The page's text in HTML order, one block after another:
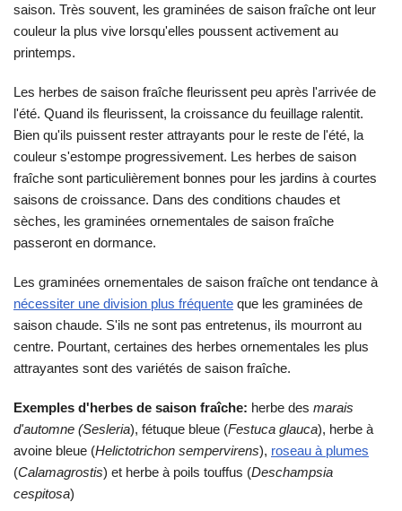
saison. Très souvent, les graminées de saison fraîche ont leur
couleur la plus vive lorsqu'elles poussent activement au
printemps.
Les herbes de saison fraîche fleurissent peu après l'arrivée de
l'été. Quand ils fleurissent, la croissance du feuillage ralentit.
Bien qu'ils puissent rester attrayants pour le reste de l'été, la
couleur s'estompe progressivement. Les herbes de saison
fraîche sont particulièrement bonnes pour les jardins à courtes
saisons de croissance. Dans des conditions chaudes et
sèches, les graminées ornementales de saison fraîche
passeront en dormance.
Les graminées ornementales de saison fraîche ont tendance à
nécessiter une division plus fréquente que les graminées de
saison chaude. S'ils ne sont pas entretenus, ils mourront au
centre. Pourtant, certaines des herbes ornementales les plus
attrayantes sont des variétés de saison fraîche.
Exemples d'herbes de saison fraîche: herbe des marais
d'automne (Sesleria), fétuque bleue (Festuca glauca), herbe à
avoine bleue (Helictotrichon sempervirens), roseau à plumes
(Calamagrostis) et herbe à poils touffus (Deschampsia
cespitosa)